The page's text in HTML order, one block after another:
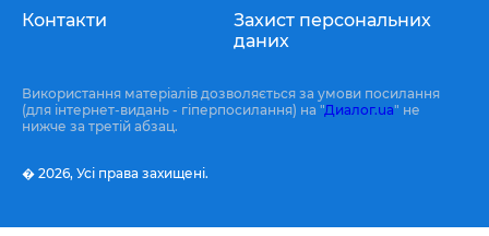
Контакти
Захист персональних
даних
Використання матеріалів дозволяється за умови посилання
(для інтернет-видань - гіперпосилання) на "Диалог.ua" не
нижче за третій абзац.
� 2026, Усі права захищені.